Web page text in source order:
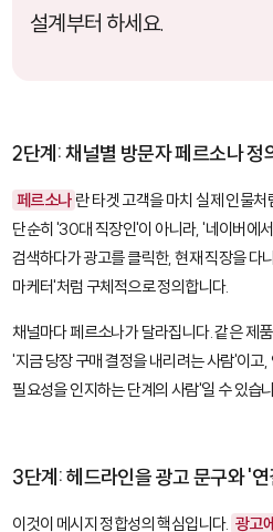
설계부터 하세요.
2단계: 채널별 방문자 페르소나 정
페르소나 란 타겟 고객을 마치 실제 인물
단순히 '30대 직장인'이 아니라, '네이버에
검색하다가 광고를 클릭한, 현재 직장을 다
마케터'처럼 구체적으로 정의합니다.
채널마다 페르소나가 달라집니다. 같은 제
'지금 당장 구매 결정을 내리려는 사람'이고
필요성을 인지하는 단계의 사람'일 수 있습
3단계: 헤드라인을 광고 문구와 '연
이것이 메시지 정합성의 핵심입니다. 광고